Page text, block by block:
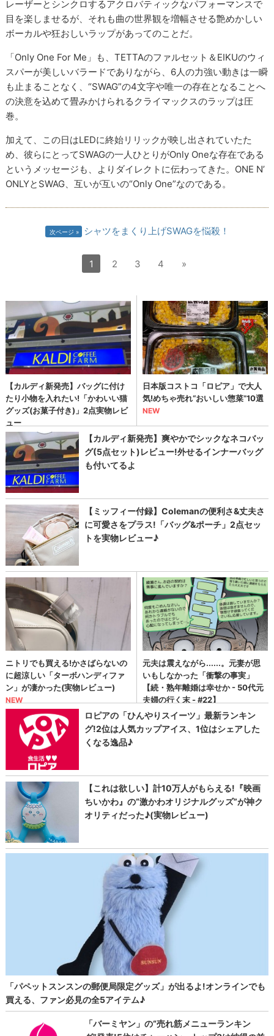
レーザーとシンクロするアクロバティックなパフォーマンスで
目を楽しませるが、それも曲の世界観を増幅させる艶めかしい
ボーカルや狂おしいラップがあってのことだ。
「Only One For Me」も、TETTAのファルセット＆EIKUのウィ
スパーが美しいバラードでありながら、6人の力強い動きは一瞬
も止まることなく、“SWAG”の4文字や唯一の存在となることへ
の決意を込めて畳みかけられるクライマックスのラップは圧
巻。
加えて、この日はLEDに終始リリックが映し出されていたた
め、彼らにとってSWAGの一人ひとりがOnly Oneな存在である
というメッセージも、よりダイレクトに伝わってきた。ONE N’
ONLYとSWAG、互いが互いの“Only One”なのである。
次ページ シャツをまくり上げSWAGを悩殺！
1 2 3 4 »